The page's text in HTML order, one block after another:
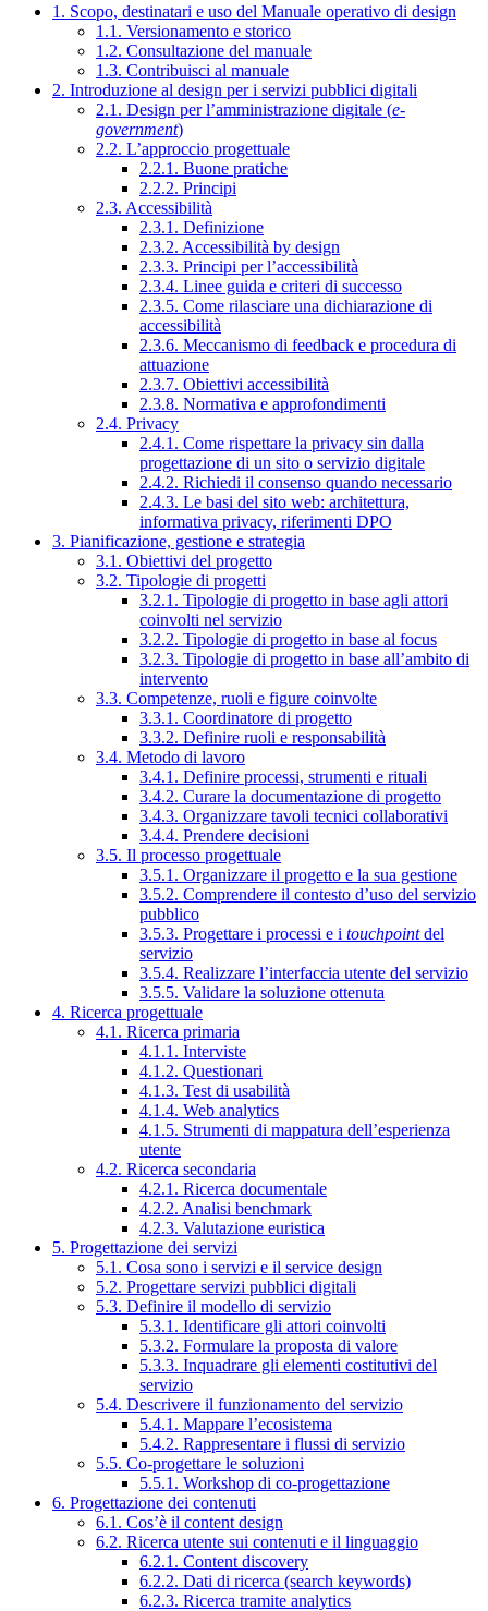
1. Scopo, destinatari e uso del Manuale operativo di design
1.1. Versionamento e storico
1.2. Consultazione del manuale
1.3. Contribuisci al manuale
2. Introduzione al design per i servizi pubblici digitali
2.1. Design per l’amministrazione digitale (e-
government)
2.2. L’approccio progettuale
2.2.1. Buone pratiche
2.2.2. Principi
2.3. Accessibilità
2.3.1. Definizione
2.3.2. Accessibilità by design
2.3.3. Principi per l’accessibilità
2.3.4. Linee guida e criteri di successo
2.3.5. Come rilasciare una dichiarazione di
accessibilità
2.3.6. Meccanismo di feedback e procedura di
attuazione
2.3.7. Obiettivi accessibilità
2.3.8. Normativa e approfondimenti
2.4. Privacy
2.4.1. Come rispettare la privacy sin dalla
progettazione di un sito o servizio digitale
2.4.2. Richiedi il consenso quando necessario
2.4.3. Le basi del sito web: architettura,
informativa privacy, riferimenti DPO
3. Pianificazione, gestione e strategia
3.1. Obiettivi del progetto
3.2. Tipologie di progetti
3.2.1. Tipologie di progetto in base agli attori
coinvolti nel servizio
3.2.2. Tipologie di progetto in base al focus
3.2.3. Tipologie di progetto in base all’ambito di
intervento
3.3. Competenze, ruoli e figure coinvolte
3.3.1. Coordinatore di progetto
3.3.2. Definire ruoli e responsabilità
3.4. Metodo di lavoro
3.4.1. Definire processi, strumenti e rituali
3.4.2. Curare la documentazione di progetto
3.4.3. Organizzare tavoli tecnici collaborativi
3.4.4. Prendere decisioni
3.5. Il processo progettuale
3.5.1. Organizzare il progetto e la sua gestione
3.5.2. Comprendere il contesto d’uso del servizio
pubblico
3.5.3. Progettare i processi e i touchpointdel
servizio
3.5.4. Realizzare l’interfaccia utente del servizio
3.5.5. Validare la soluzione ottenuta
4. Ricerca progettuale
4.1. Ricerca primaria
4.1.1. Interviste
4.1.2. Questionari
4.1.3. Test di usabilità
4.1.4. Web analytics
4.1.5. Strumenti di mappatura dell’esperienza
utente
4.2. Ricerca secondaria
4.2.1. Ricerca documentale
4.2.2. Analisi benchmark
4.2.3. Valutazione euristica
5. Progettazione dei servizi
5.1. Cosa sono i servizi e il service design
5.2. Progettare servizi pubblici digitali
5.3. Definire il modello di servizio
5.3.1. Identificare gli attori coinvolti
5.3.2. Formulare la proposta di valore
5.3.3. Inquadrare gli elementi costitutivi del
servizio
5.4. Descrivere il funzionamento del servizio
5.4.1. Mappare l’ecosistema
5.4.2. Rappresentare i flussi di servizio
5.5. Co-progettare le soluzioni
5.5.1. Workshop di co-progettazione
6. Progettazione dei contenuti
6.1. Cos’è il content design
6.2. Ricerca utente sui contenuti e il linguaggio
6.2.1. Content discovery
6.2.2. Dati di ricerca (search keywords)
6.2.3. Ricerca tramite analytics